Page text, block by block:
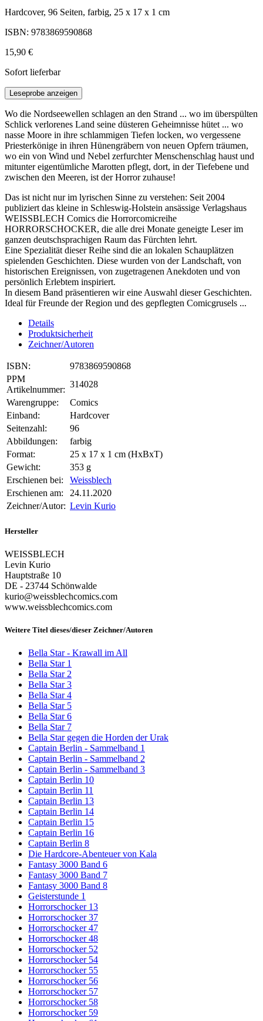
Hardcover, 96 Seiten, farbig, 25 x 17 x 1 cm
ISBN: 9783869590868
15,90 €
Sofort lieferbar
Leseprobe anzeigen
Wo die Nordseewellen schlagen an den Strand ... wo im überspülten
Schlick verlorenes Land seine düsteren Geheimnisse hütet ... wo
nasse Moore in ihre schlammigen Tiefen locken, wo vergessene
Priesterkönige in ihren Hünengräbern von neuen Opfern träumen,
wo ein von Wind und Nebel zerfurchter Menschenschlag haust und
mitunter eigentümliche Marotten pflegt, dort, in der Tiefebene und
zwischen den Meeren, ist der Horror zuhause!
Das ist nicht nur im lyrischen Sinne zu verstehen: Seit 2004
publiziert das kleine in Schleswig-Holstein ansässige Verlagshaus
WEISSBLECH Comics die Horrorcomicreihe
HORRORSCHOCKER, die alle drei Monate geneigte Leser im
ganzen deutschsprachigen Raum das Fürchten lehrt.
Eine Spezialität dieser Reihe sind die an lokalen Schauplätzen
spielenden Geschichten. Diese wurden von der Landschaft, von
historischen Ereignissen, von zugetragenen Anekdoten und von
persönlich Erlebtem inspiriert.
In diesem Band präsentieren wir eine Auswahl dieser Geschichten.
Ideal für Freunde der Region und des gepflegten Comicgrusels ...
Details
Produktsicherheit
Zeichner/Autoren
ISBN:
9783869590868
PPM
Artikelnummer:
314028
Warengruppe:
Comics
Einband:
Hardcover
Seitenzahl:
96
Abbildungen:
farbig
Format:
25 x 17 x 1 cm (HxBxT)
Gewicht:
353 g
Erschienen bei:
Weissblech
Erschienen am:
24.11.2020
Zeichner/Autor: Levin Kurio
Hersteller
WEISSBLECH
Levin Kurio
Hauptstraße 10
DE - 23744 Schönwalde
kurio@weissblechcomics.com
www.weissblechcomics.com
Weitere Titel dieses/dieser Zeichner/Autoren
Bella Star - Krawall im All
Bella Star 1
Bella Star 2
Bella Star 3
Bella Star 4
Bella Star 5
Bella Star 6
Bella Star 7
Bella Star gegen die Horden der Urak
Captain Berlin - Sammelband 1
Captain Berlin - Sammelband 2
Captain Berlin - Sammelband 3
Captain Berlin 10
Captain Berlin 11
Captain Berlin 13
Captain Berlin 14
Captain Berlin 15
Captain Berlin 16
Captain Berlin 8
Die Hardcore-Abenteuer von Kala
Fantasy 3000 Band 6
Fantasy 3000 Band 7
Fantasy 3000 Band 8
Geisterstunde 1
Horrorschocker 13
Horrorschocker 37
Horrorschocker 47
Horrorschocker 48
Horrorschocker 52
Horrorschocker 54
Horrorschocker 55
Horrorschocker 56
Horrorschocker 57
Horrorschocker 58
Horrorschocker 59